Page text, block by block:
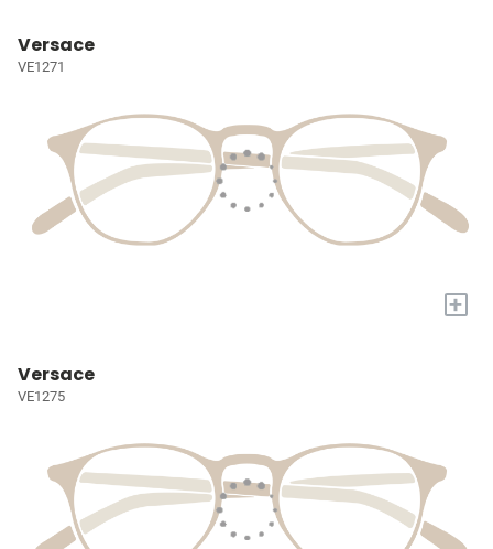
Versace
VE1271
+
Versace
VE1275